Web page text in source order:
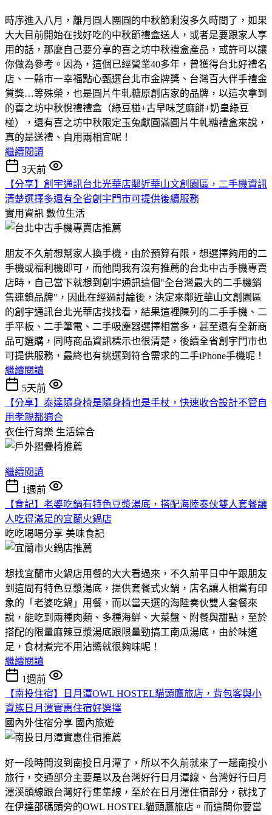
時序進入八月，離月圓人團圓的中秋節剩沒多久時間了，如果
大大目前開始在找好吃的中秋節禮盒送人，或者是要跟家人享
用的話，那麼自己要分享的喜之坊中秋禮盒產品，或許可以讓
你做為參考。因為，這個已經營業40多年，曾獲得台北好禮名
店、一縣市一幸福點心甄選台北市金牌獎、台灣百大伴手禮金
質獎…等殊榮，也是圓片牛軋糖原創店家的品牌，以這次拿到
的喜之坊中秋悅禮禮盒（綠豆椪+古早味芝麻餅+奶皇綠豆
椪），還有喜之坊中秋限定玉兔獻圓滿圓片牛軋糖禮盒來說，
真的是送禮、自用兩相宜呢！
繼續閱讀
3天前
【分享】創宇通訊台北光華店鄰近華山文創園區，二手機資訊
清楚選擇多還有全省創宇門市可提供後續服務
實用資訊 數位生活
朋友不久前想幫家人換手機，由於預算有限，想選擇夠用的二
手機或福利機即可，而他問我有沒有推薦的台北中古手機專賣
店時，自己當下就想到創宇通訊這個"全台灣最大的二手機銷
售連鎖品牌"，因此在經過討論後，決定來鄰近華山文創園區
的創宇通訊台北光華店找找看，結果這裡陳列的二手手機、二
手平板、二手筆電、二手吸塵器選擇相當多，甚至還有全新商
品可選購，同時商品資訊標示也很清楚，後續全省創宇門市也
可提供服務，最終也有挑選到符合需求的二手iPhone手機呢！
繼續閱讀
5天前
【分享】泰達隨身椅是隨身椅也是手杖，快速收合設計不管自
用孝親都適合
衣住行育樂 生活綜合
繼續閱讀
1週前
【食記】老婆吃鍋有特色豆漿湯底，搭配海陸奏伙雙人套餐讓
人吃得滿足的宜蘭火鍋店
吃吃喝喝分享 美味食記
想找宜蘭市火鍋店用餐的大大看過來，不久前平日中午跟朋友
到這間有特色豆漿湯底，提供套餐式火鍋，店名讓人相當有印
象的「老婆吃鍋」用餐，而以當天選的海陸奏伙雙人套餐來
說，能吃到兩種肉類、多種海鮮、大菜盤、附餐與甜點，至於
搭配的限量麻辣豆漿湯底跟限量勁搞工南瓜湯底，由於味道
足，食材煮完不用沾醬就很夠味呢！
繼續閱讀
1週前
【南投住宿】日月潭OWL HOSTEL貓頭鷹旅店，背包客與小
資族日月潭實惠住宿好選擇
國內外住宿分享 國內旅遊
好一段時間沒到南投日月潭了，所以不久前就來了一趟南投小
旅行，交通部分主要是以及台灣好行日月潭線、台灣好行日月
潭溪頭線跟台灣好行集集線，至於在日月潭住宿部分，就找了
在伊達邵碼頭旁的OWL HOSTEL貓頭鷹旅店。而這間你要當